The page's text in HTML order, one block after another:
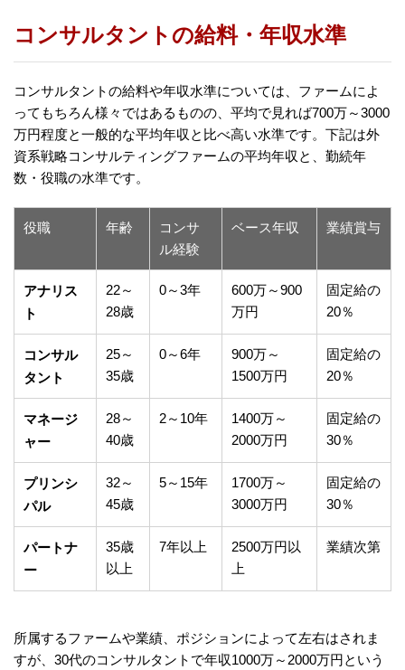
コンサルタントの給料・年収水準
コンサルタントの給料や年収水準については、ファームによ
ってもちろん様々ではあるものの、平均で見れば700万～3000
万円程度と一般的な平均年収と比べ高い水準です。下記は外
資系戦略コンサルティングファームの平均年収と、勤続年
数・役職の水準です。
役職 年齢
コンサ
ル経験
ベース年収 業績賞与
アナリス
ト
22～
28歳
0～3年
600万～900
万円
固定給の
20％
コンサル
タント
25～
35歳
0～6年
900万～
1500万円
固定給の
20％
マネージ
ャー
28～
40歳
2～10年
1400万～
2000万円
固定給の
30％
プリンシ
パル
32～
45歳
5～15年
1700万～
3000万円
固定給の
30％
パートナ
ー
35歳
以上
7年以上
2500万円以
上
業績次第
所属するファームや業績、ポジションによって左右はされま
すが、30代のコンサルタントで年収1000万～2000万円という